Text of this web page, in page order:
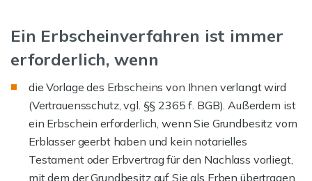
Ein Erbscheinverfahren ist immer
erforderlich, wenn
die Vorlage des Erbscheins von Ihnen verlangt wird
(Vertrauensschutz, vgl. §§ 2365 f. BGB). Außerdem ist
ein Erbschein erforderlich, wenn Sie Grundbesitz vom
Erblasser geerbt haben und kein notarielles
Testament oder Erbvertrag für den Nachlass vorliegt,
mit dem der Grundbesitz auf Sie als Erben übertragen